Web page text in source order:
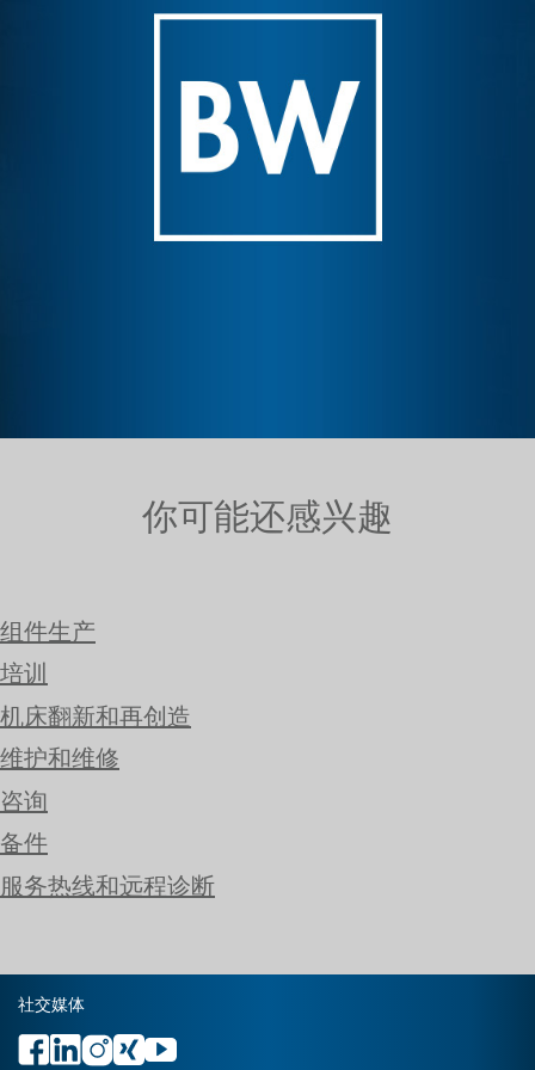
你可能还感兴趣
组件生产
培训
机床翻新和再创造
维护和维修
咨询
备件
服务热线和远程诊断
社交媒体